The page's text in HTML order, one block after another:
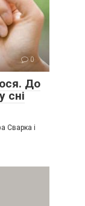
0
До
сні
Сварка і